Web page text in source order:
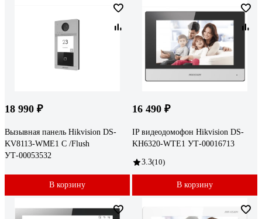
18 990 ₽
Вызывная панель Hikvision DS-
KV8113-WME1 C /Flush
УТ-00053532
В корзину
16 490 ₽
IP видеодомофон Hikvision DS-
KH6320-WTE1 УТ-00016713
3.3(10)
В корзину